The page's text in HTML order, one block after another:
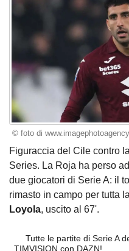
© foto di
Figuraccia del Cile contro
Series. La Roja ha perso
due giocatori di Serie A: il
rimasto in campo per tutta
Loyola, uscito al 67'.
Tutte le partite di Serie A
TIMVISION con DAZN!